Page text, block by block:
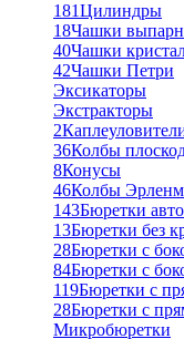
181Цилиндры
18Чашки
40Чашки
42Чашки Петри
Эксикаторы
Экстракторы
2
36Колбы
8Конусы
46Колбы
143Бюретки
13Бюретки без
28Бюретки с
84Бюретки с
119Бюретки с
28Бюретки с
Микробюретки